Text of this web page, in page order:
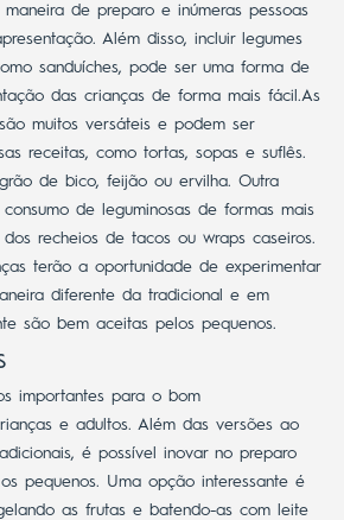
de preparo e inúmeras pessoas
Além disso, incluir legumes
sanduíches, pode ser uma forma de
das crianças de forma mais fácil.As
muitos versáteis e podem ser
receitas, como tortas, sopas e suflês.
de bico, feijão ou ervilha. Outra
de leguminosas de formas mais
recheios de tacos ou wraps caseiros.
terão a oportunidade de experimentar
diferente da tradicional e em
são bem aceitas pelos pequenos.
importantes para o bom
e adultos. Além das versões ao
é possível inovar no preparo
pequenos. Uma opção interessante é
as frutas e batendo-as com leite